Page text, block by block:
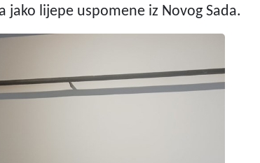
lijepe uspomene iz Novog Sada.